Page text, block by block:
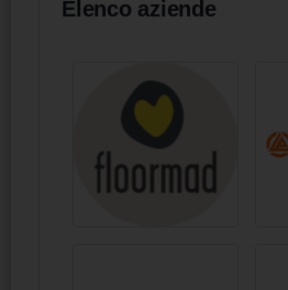
Elenco aziende